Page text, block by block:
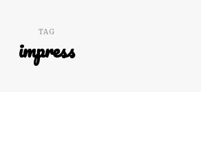
TAG
impress